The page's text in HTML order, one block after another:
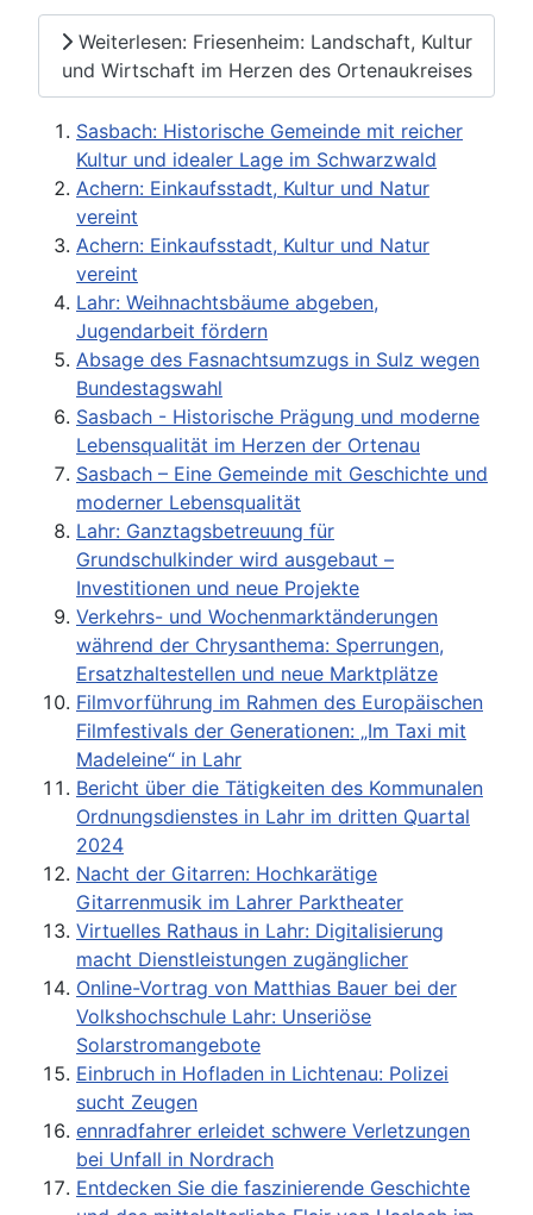
Weiterlesen: Friesenheim: Landschaft, Kultur
und Wirtschaft im Herzen des Ortenaukreises
Sasbach: Historische Gemeinde mit reicher
Kultur und idealer Lage im Schwarzwald
Achern: Einkaufsstadt, Kultur und Natur
vereint
Achern: Einkaufsstadt, Kultur und Natur
vereint
Lahr: Weihnachtsbäume abgeben,
Jugendarbeit fördern
Absage des Fasnachtsumzugs in Sulz wegen
Bundestagswahl
Sasbach - Historische Prägung und moderne
Lebensqualität im Herzen der Ortenau
Sasbach – Eine Gemeinde mit Geschichte und
moderner Lebensqualität
Lahr: Ganztagsbetreuung für
Grundschulkinder wird ausgebaut –
Investitionen und neue Projekte
Verkehrs- und Wochenmarktänderungen
während der Chrysanthema: Sperrungen,
Ersatzhaltestellen und neue Marktplätze
Filmvorführung im Rahmen des Europäischen
Filmfestivals der Generationen: „Im Taxi mit
Madeleine“ in Lahr
Bericht über die Tätigkeiten des Kommunalen
Ordnungsdienstes in Lahr im dritten Quartal
2024
Nacht der Gitarren: Hochkarätige
Gitarrenmusik im Lahrer Parktheater
Virtuelles Rathaus in Lahr: Digitalisierung
macht Dienstleistungen zugänglicher
Online-Vortrag von Matthias Bauer bei der
Volkshochschule Lahr: Unseriöse
Solarstromangebote
Einbruch in Hofladen in Lichtenau: Polizei
sucht Zeugen
ennradfahrer erleidet schwere Verletzungen
bei Unfall in Nordrach
Entdecken Sie die faszinierende Geschichte